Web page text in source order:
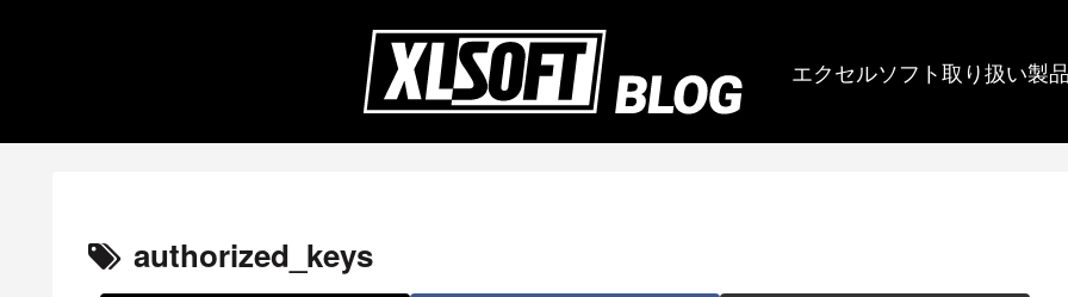
エクセルソフト取り扱い製
authorized_keys